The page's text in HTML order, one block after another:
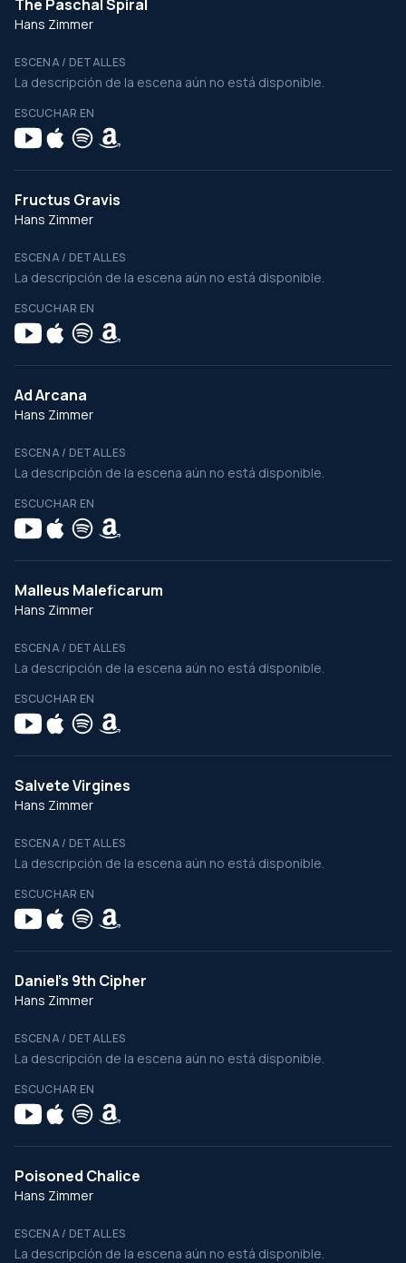
The Paschal Spiral
Hans Zimmer
ESCENA / DETALLES
La descripción de la escena aún no está disponible.
ESCUCHAR EN
Fructus Gravis
Hans Zimmer
ESCENA / DETALLES
La descripción de la escena aún no está disponible.
ESCUCHAR EN
Ad Arcana
Hans Zimmer
ESCENA / DETALLES
La descripción de la escena aún no está disponible.
ESCUCHAR EN
Malleus Maleficarum
Hans Zimmer
ESCENA / DETALLES
La descripción de la escena aún no está disponible.
ESCUCHAR EN
Salvete Virgines
Hans Zimmer
ESCENA / DETALLES
La descripción de la escena aún no está disponible.
ESCUCHAR EN
Daniel's 9th Cipher
Hans Zimmer
ESCENA / DETALLES
La descripción de la escena aún no está disponible.
ESCUCHAR EN
Poisoned Chalice
Hans Zimmer
ESCENA / DETALLES
La descripción de la escena aún no está disponible.